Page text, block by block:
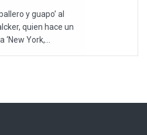
y guapo’ al
quien hace un
York,...